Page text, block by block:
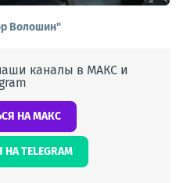
Волошин"
каналы в МАКС и
НА МАКС
TELEGRAM